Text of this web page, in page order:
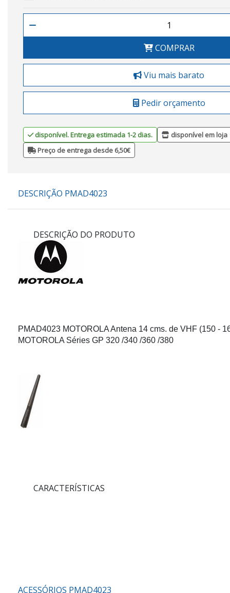
COMPRAR
Viu mais barato
Pedir orçamento
disponível. Entrega estimada 1-2 dias.
disponível em loja
Preço de entrega desde 6,50€
DESCRIÇÃO PMAD4023
DESCRIÇÃO DO PRODUTO
PMAD4023 MOTOROLA Antena 14 cms. de VHF (150 -
MOTOROLA Séries GP 320 /340 /360 /380
CARACTERÍSTICAS
ACESSÓRIOS PMAD4023